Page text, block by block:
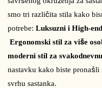
smo tri različita stila kako
potrebe: Luksuzni i High-
Ergonomski stil za više
moderni stil za
nastavku kako biste
svrhu sastanka.